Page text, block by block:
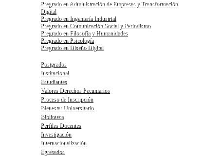
Pregrado en Administración de Empresas y Transformación
Digital
Pregrado en Ingeniería Industrial
Pregrado en Comunicación Social y Periodismo
Pregrado en Filosofía y Humanidades
Pregrado en Psicología
Pregrado en Diseño Digital
Postgrados
Institucional
Estudiantes
Valores Derechos Pecuniarios
Proceso de Inscripción
Bienestar Universitario
Biblioteca
Perfiles Docentes
Investigación
Internacionalización
Egresados